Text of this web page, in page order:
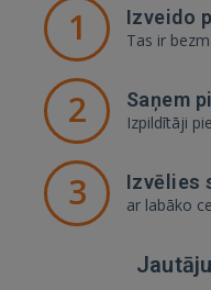
1 Izveido
Tas ir
2 Saņem
Izpildītāji
3 Izvēlies
ar labāko